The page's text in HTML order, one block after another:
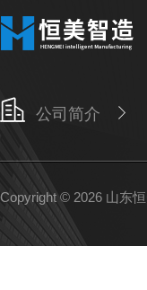
公司简介
Copyright © 2026 山东